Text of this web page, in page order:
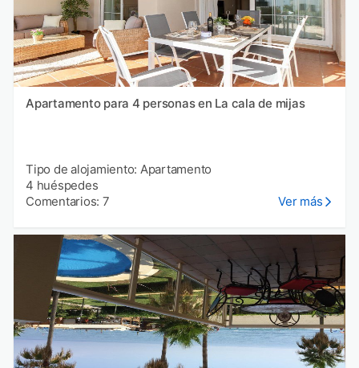
Apartamento para 4 personas en La cala de mijas
Tipo de alojamiento: Apartamento
4 huéspedes
Comentarios: 7
Ver más